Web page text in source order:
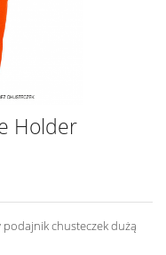
Holder
chusteczek dużą